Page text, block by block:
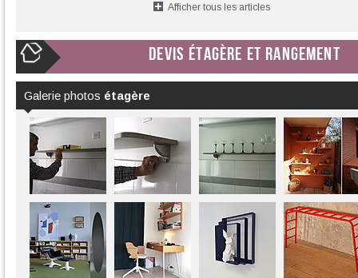
Afficher tous les articles
DEVIS ÉTAGÈRE ET RANGEMENT
Galerie photos étagère